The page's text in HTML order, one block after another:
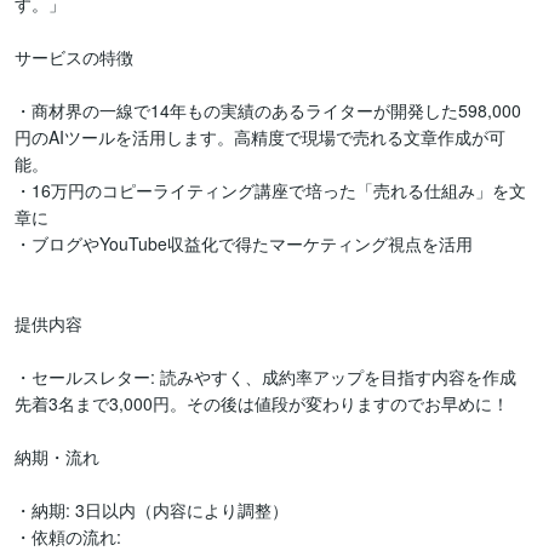
サービスの特徴
・商材界の一線で14年もの実績のあるライターが開発した598,000
円のAIツールを活用します。高精度で現場で売れる文章作成が可
能。
・16万円のコピーライティング講座で培った「売れる仕組み」を文
章に
・ブログやYouTube収益化で得たマーケティング視点を活用
提供内容
・セールスレター: 読みやすく、成約率アップを目指す内容を作成
先着3名まで3,000円。その後は値段が変わりますのでお早めに！
納期・流れ
・納期: 3日以内（内容により調整）
・依頼の流れ: